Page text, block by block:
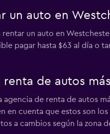
Ver precios
un auto en
un auto en
pagar hasta $63 al día o
renta de autos
agencia de renta de autos
en cuenta que estos son
a cambios según la zona